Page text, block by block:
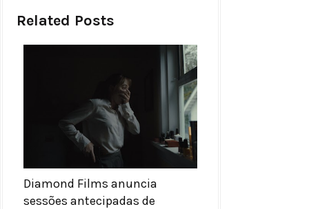
Related Posts
Diamond Films anuncia
sessões antecipadas de